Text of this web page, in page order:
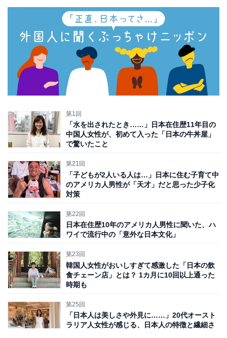
そんなミンさんが、いまだに「絶対無理！」「一生無
理！」だと言う、日本人が食べる“ありえない”ものと
は……？
「生卵ごはん、です！」
生卵をごはんにかける「卵かけごはん」といえば、日本
人にとって至福の食べ物の1つ。「TKG（卵・かけ・ご
かけごはん」専用の高級卵やしょうゆがあるなど、日本
人が「卵かけごはん」にかける情熱は相当なものなので
第1回
「水を出されたとき……」日本在住歴11年目の
中国人女性が、初めて入った「日本の牛丼屋」
で驚いたこと
第21回
「子どもが2人いる人は…」日本に住む子育て中
のアメリカ人男性が「天才」だと思った少子化
対策
第22回
日本在住歴10年のアメリカ人男性に聞いた、ハ
ワイで流行中の「意外な日本文化」
第23回
韓国人女性がおいしすぎて感激した「日本の飲
食チェーン店」とは？ 1カ月に10回以上通った
時期も
第25回
「日本人は美しさや外見に……」20代オースト
ラリア人女性が感じる、日本人の特徴と繊細さ